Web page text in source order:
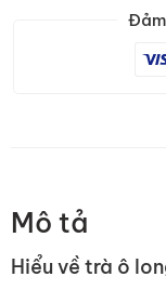
Mô tả
Hiểu về trà ô